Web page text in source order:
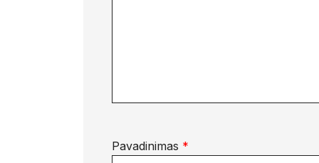
Pavadinimas *